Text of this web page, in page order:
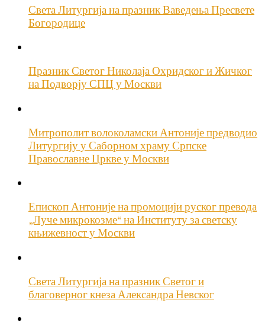
Света Литургија на празник Ваведења Пресвете
Богородице
Празник Светог Николаја Охридског и Жичког
на Подворју СПЦ у Москви
Митрополит волоколамски Антоније предводио
Литургију у Саборном храму Српске
Православне Цркве у Москви
Епископ Антоније на промоцији руског превода
„Луче микрокозме“ на Институту за светску
књижевност у Москви
Света Литургија на празник Светог и
благоверног кнеза Александра Невског